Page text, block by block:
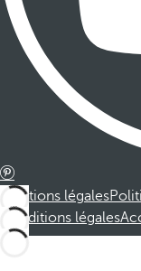
Mentions légales
Conditions légales